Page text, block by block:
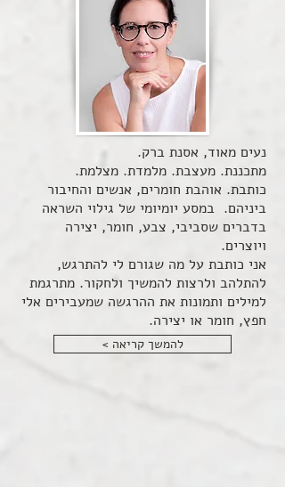
נעים מאוד, אסנת ברק.
מתכננת. מעצבת. מלמדת. מצלמת.
כותבת. אוהבת חומרים, אנשים והחיבור
ביניהם. במסע יומיומי של גילוי השראה
בדברים שסביבי, צבע, חומר, יצירה
ויוצרים.
אני כותבת על מה שגורם לי להתרגש,
להתלהב ולרצות להמשיך ולחקור. מתרגמת
למילים ותמונות את ההרגשה שמעבירים אלי
חפץ, חומר או יצירה.
< להמשך קריאה